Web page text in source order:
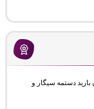
بارید دستمه سیگار و